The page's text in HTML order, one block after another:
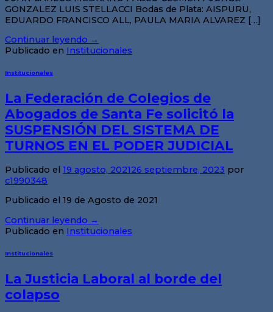
GONZALEZ LUIS STELLACCI Bodas de Plata: AISPURU,
EDUARDO FRANCISCO ALL, PAULA MARIA ALVAREZ […]
Continuar leyendo →
Publicado en Institucionales
Institucionales
La Federación de Colegios de
Abogados de Santa Fe solicitó la
SUSPENSIÓN DEL SISTEMA DE
TURNOS EN EL PODER JUDICIAL
Publicado el 19 agosto, 202126 septiembre, 2023 por
c1990348
Publicado el 19 de Agosto de 2021
Continuar leyendo →
Publicado en Institucionales
Institucionales
La Justicia Laboral al borde del
colapso